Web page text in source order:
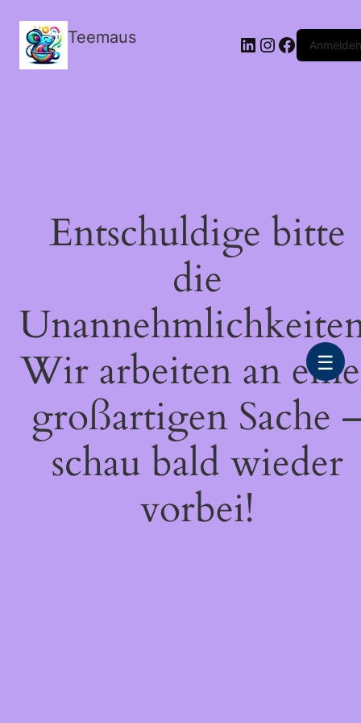
Teemaus LinkedIn
Instagram
FacebookAnmelden
Entschuldige bitte
die
Wir arbeiten an
großartigen Sache
schau bald wieder
vorbei!
☰